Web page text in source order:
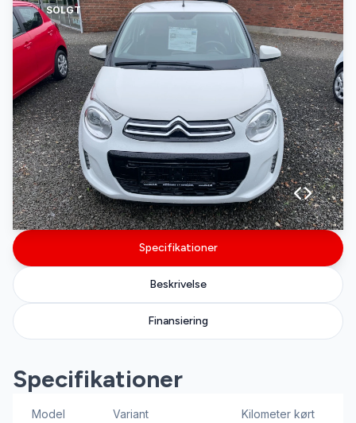
SOLGT
Specifikationer
Beskrivelse
Finansiering
Specifikationer
Model Variant Kilometer kørt